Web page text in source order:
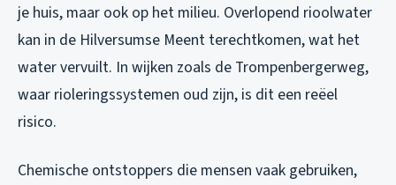
je huis, maar ook op het milieu. Overlopend rioolwater
kan in de Hilversumse Meent terechtkomen, wat het
water vervuilt. In wijken zoals de Trompenbergerweg,
waar rioleringssystemen oud zijn, is dit een reëel
risico.
Chemische ontstoppers die mensen vaak gebruiken,